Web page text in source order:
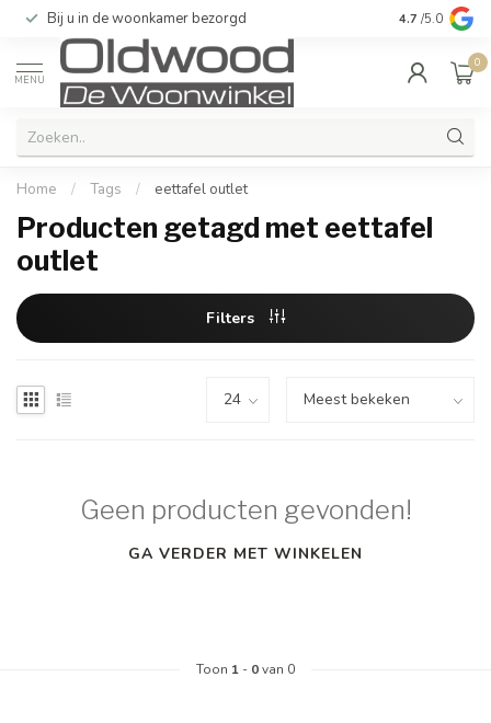
Bij u in de woonkamer bezorgd Kwaliteit &
4.7 /5.0
MENU
0
Home / Tags / eettafel outlet
Producten getagd met eettafel
outlet
Filters
Geen producten gevonden!
GA VERDER MET WINKELEN
Toon 1 - 0van 0